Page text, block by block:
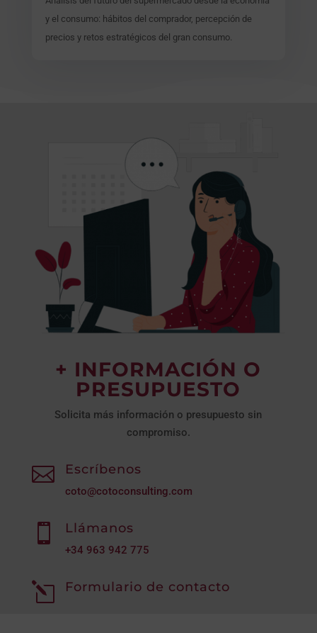
y el consumo: hábitos del comprador, percepción de
precios y retos estratégicos del gran consumo.
+ INFORMACIÓN O
PRESUPUESTO
Solicita más información o presupuesto sin
compromiso.
 Escríbenos
coto@cotoconsulting.com
 Llámanos
+34 963 942 775
l Formulario de contacto